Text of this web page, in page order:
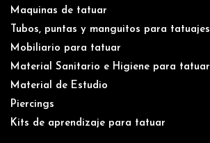
Maquinas de tatuar
Tubos, puntas y manguitos para tatuajes
Mobiliario para tatuar
Material Sanitario e Higiene para tatuar
Material de Estudio
Piercings
Kits de aprendizaje para tatuar